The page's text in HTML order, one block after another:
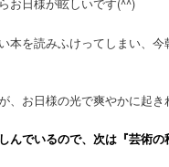
お日様が眩しいです(^^)
本を読みふけってしまい、
、お日様の光で爽やかに起き
んでいるので、次は『芸術